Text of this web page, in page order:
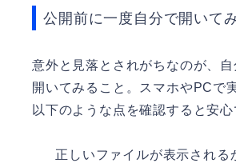
公開前に一度自分で開いて
意外と見落とされがちなのが、
開いてみること。スマホやPCで
以下のような点を確認すると安心
正しいファイルが表示される